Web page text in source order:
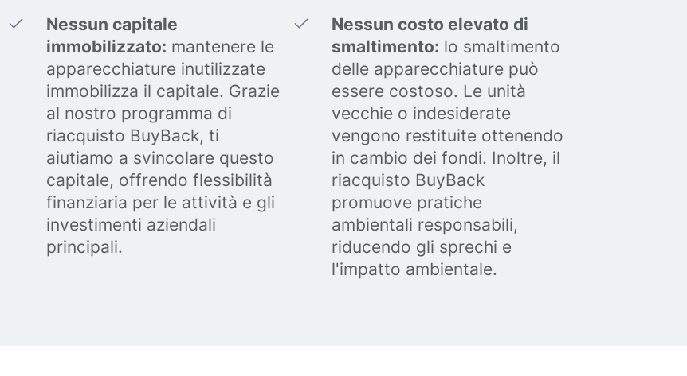
Nessun capitale
immobilizzato: mantenere le
apparecchiature inutilizzate
immobilizza il capitale. Grazie
al nostro programma di
riacquisto BuyBack, ti
aiutiamo a svincolare questo
capitale, offrendo flessibilità
finanziaria per le attività e gli
investimenti aziendali
principali.
Nessun costo elevato di
smaltimento: lo smaltimento
delle apparecchiature può
essere costoso. Le unità
vecchie o indesiderate
vengono restituite ottenendo
in cambio dei fondi. Inoltre, il
riacquisto BuyBack
promuove pratiche
ambientali responsabili,
riducendo gli sprechi e
l'impatto ambientale.